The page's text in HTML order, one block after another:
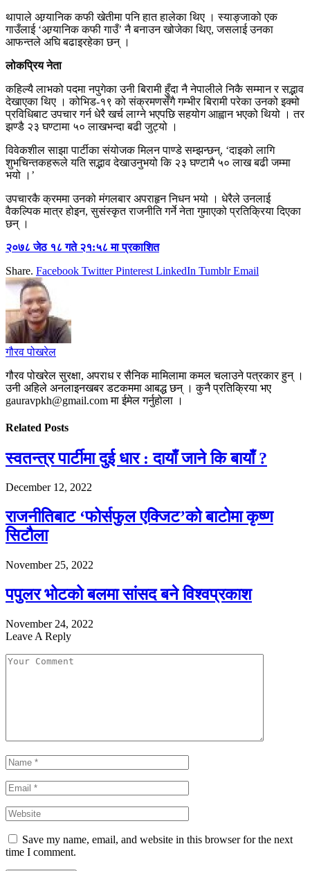
थापाले अग्र्यानिक कफी खेतीमा पनि हात हालेका थिए । स्याङ्जाको एक
गाउँलाई ‘अग्र्यानिक कफी गाउँ’ नै बनाउन खोजेका थिए, जसलाई उनका
आफन्तले अघि बढाइरहेका छन् ।
लोकप्रिय नेता
कहिल्यै लाभको पदमा नपुगेका उनी बिरामी हुँदा नै नेपालीले निकै सम्मान र सद्भाव
देखाएका थिए । कोभिड-१९ को संक्रमणसँगै गम्भीर बिरामी परेका उनको इक्मो
प्रविधिबाट उपचार गर्न धेरै खर्च लाग्ने भएपछि सहयोग आह्वान भएको थियो । तर
झण्डै २३ घण्टामा ५० लाखभन्दा बढी जुट्यो ।
विवेकशील साझा पार्टीका संयोजक मिलन पाण्डे सम्झन्छन्, ‘दाइको लागि
शुभचिन्तकहरूले यति सद्भाव देखाउनुभयो कि २३ घण्टामै ५० लाख बढी जम्मा
भयो ।’
उपचारकै क्रममा उनको मंगलबार अपराहृन निधन भयो । धेरैले उनलाई
वैकल्पिक मात्र होइन, सुसंस्कृत राजनीति गर्ने नेता गुमाएको प्रतिक्रिया दिएका
छन् ।
२०७८ जेठ १८ गते २१:५८ मा प्रकाशित
Share. Facebook Twitter Pinterest LinkedIn Tumblr Email
गौरव पोखरेल
गौरव पोखरेल सुरक्षा, अपराध र सैनिक मामिलामा कमल चलाउने पत्रकार हुन् ।
उनी अहिले अनलाइनखबर डटकममा आबद्ध छन् । कुनै प्रतिक्रिया भए
gauravpkh@gmail.com मा ईमेल गर्नुहोला ।
Related Posts
स्वतन्त्र पार्टीमा दुई धार : दायाँ जाने कि बायाँ ?
December 12, 2022
राजनीतिबाट ‘फोर्सफुल एक्जिट’को बाटोमा कृष्ण
सिटौला
November 25, 2022
पपुलर भोटको बलमा सांसद बने विश्वप्रकाश
November 24, 2022
Leave A Reply
Save my name, email, and website in this browser for the next
time I comment.